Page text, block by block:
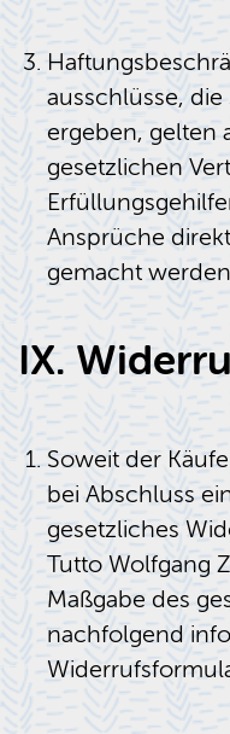
ausschlüsse,
ergeben, gelten
gesetzlichen
Ansprüche
gemacht
IX.
Soweit der
bei Abschluss
gesetzliches
Tutto Wolfgang
Maßgabe des
nachfolgend